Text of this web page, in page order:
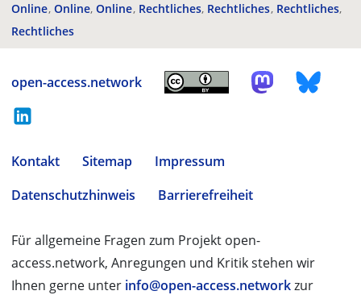
Online Online Online Rechtliches Rechtliches Rechtliches
Rechtliches
open-access.network
Kontakt Sitemap
Impressum
Datenschutzhinweis
Barrierefreiheit
Für allgemeine Fragen zum Projekt open-
access.network, Anregungen und Kritik stehen wir
Ihnen gerne unter info@open-access.networkzur